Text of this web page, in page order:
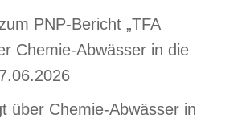
PNP-Bericht „TFA
Chemie-Abwässer in die
über Chemie-Abwässer in